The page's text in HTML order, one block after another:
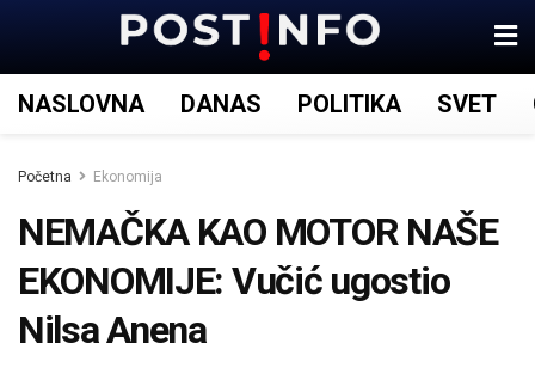
NASLOVNA DANAS POLITIKA SVET
Početna Ekonomija
NEMAČKA KAO MOTOR NAŠE
EKONOMIJE: Vučić ugostio
Nilsa Anena